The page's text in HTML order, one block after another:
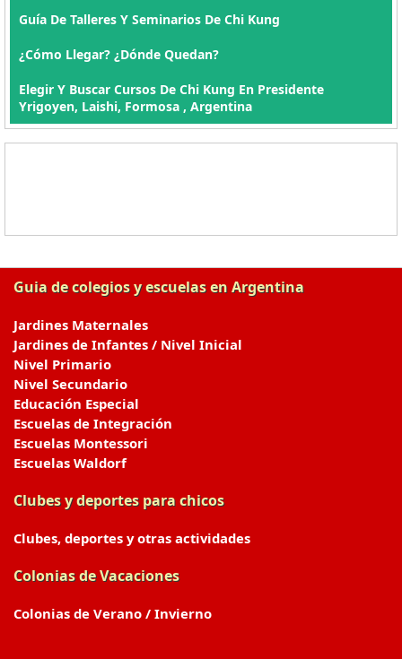
Guía De Talleres Y Seminarios De Chi Kung
¿Cómo Llegar? ¿Dónde Quedan?
Elegir Y Buscar Cursos De Chi Kung En Presidente
Yrigoyen, Laishi, Formosa , Argentina
Guia de colegios y escuelas en Argentina
Jardines Maternales
Jardines de Infantes / Nivel Inicial
Nivel Primario
Nivel Secundario
Educación Especial
Escuelas de Integración
Escuelas Montessori
Escuelas Waldorf
Clubes y deportes para chicos
Clubes, deportes y otras actividades
Colonias de Vacaciones
Colonias de Verano / Invierno